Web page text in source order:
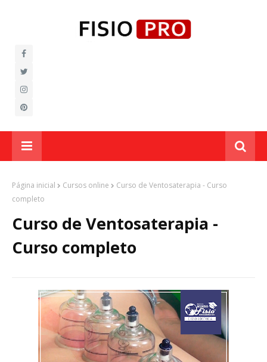
Página inicial Cursos online
Curso de Ventosaterapia - Curso
completo
Curso de Ventosaterapia -
Curso completo